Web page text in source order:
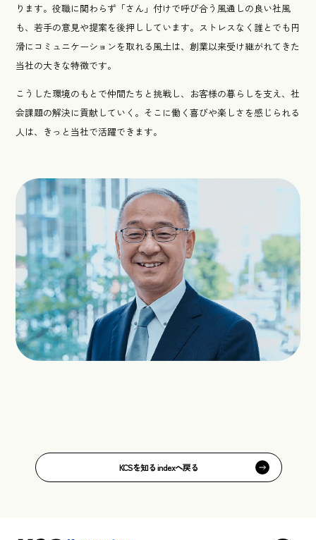
ります。役職に関わらず「さん」付けで呼び合う風通しの良い社風
も、若手の意見や提案を後押ししています。ストレスなく誰とでも円
滑にコミュニケーションを取れる風土は、創業以来受け継がれてきた
当社の大きな特徴です。
こうした環境のもとで仲間たちと挑戦し、お客様の暮らしを支え、社
会課題の解決に貢献していく。そこに働く喜びや楽しさを感じられる
人は、きっと当社で活躍できます。
KCSを知る indexへ戻る